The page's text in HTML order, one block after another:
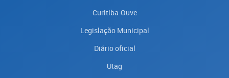
Curitiba-Ouve
Legislação Municipal
Diário oficial
Utag